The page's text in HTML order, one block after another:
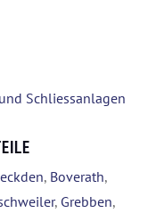
Schliessanlagen
, Boverath,
, Grebben,